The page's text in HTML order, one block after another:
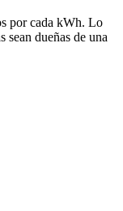
por cada kWh. Lo
sean dueñas de una